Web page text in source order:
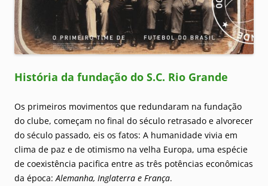
História da fundação do S.C. Rio Grande
Os primeiros movimentos que redundaram na fundação
do clube, começam no final do século retrasado e alvorecer
do século passado, eis os fatos: A humanidade vivia em
clima de paz e de otimismo na velha Europa, uma espécie
de coexistência pacifica entre as três potências econômicas
da época:Alemanha, Inglaterra e França.